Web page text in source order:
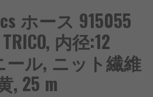
ホース 915055
内径:12
ール, ニット繊維
, 25 m